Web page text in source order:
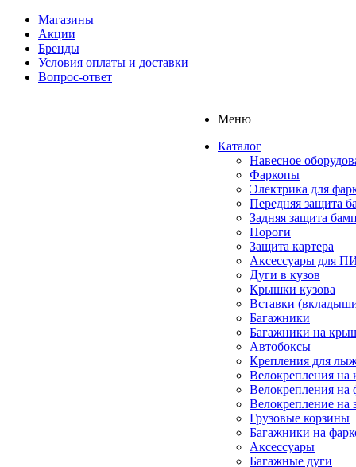
Магазины
Акции
Бренды
Условия оплаты и доставки
Вопрос-ответ
Меню
Каталог
Навесное
Фаркопы
Электрика для
Передняя защита
Задняя защита
Пороги
Защита картера
Аксессуары для
Дуги в кузов
Крышки кузова
Вставки
Багажники
Багажники на
Автобоксы
Крепления для
Велокрепления
Велокрепления на
Велокрепление на
Грузовые корзины
Багажники на
Аксессуары
Багажные дуги